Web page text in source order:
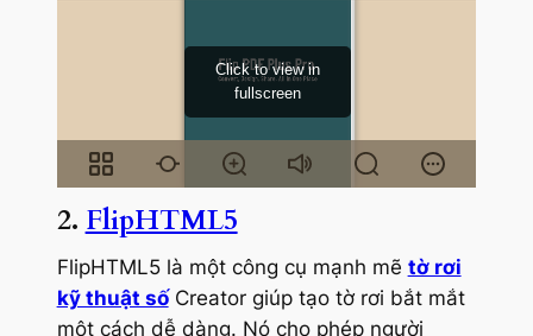
2. FlipHTML5
FlipHTML5 là một công cụ mạnh mẽ tờ rơi
kỹ thuật sốCreator giúp tạo tờ rơi bắt mắt
một cách dễ dàng. Nó cho phép người